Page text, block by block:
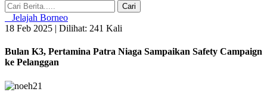
Cari
Jelajah Borneo
18 Feb 2025 | Dilihat: 241 Kali
Bulan K3, Pertamina Patra Niaga Sampaikan Safety Campaign
ke Pelanggan